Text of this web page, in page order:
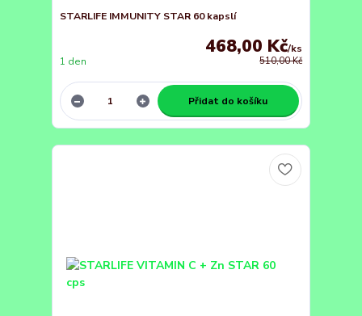
STARLIFE IMMUNITY STAR 60 kapslí
510,00 Kč
468,00 Kč/ks
1 den
Přidat do košíku